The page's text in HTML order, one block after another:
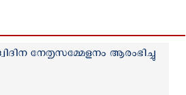
നേതൃസമ്മേളനം ആരംഭിച്ചു